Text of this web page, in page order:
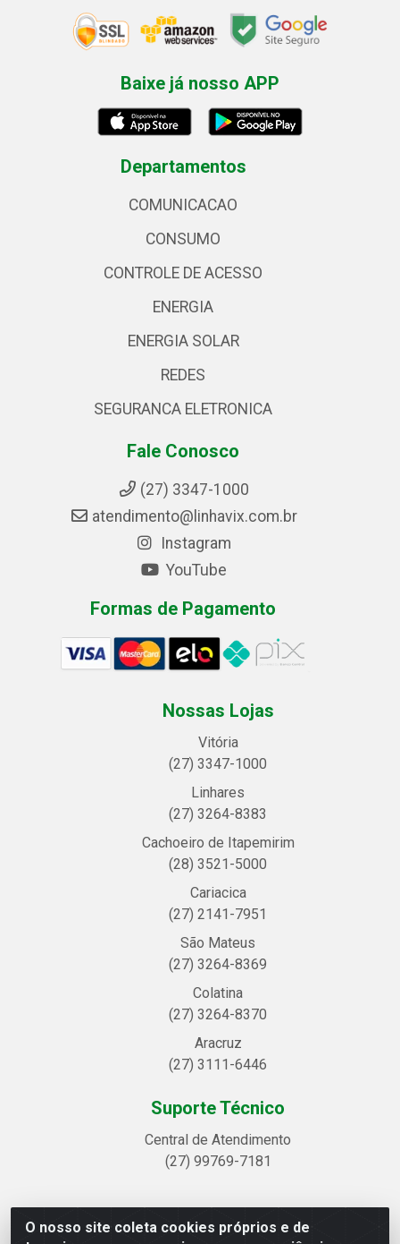
O nosso site coleta cookies próprios e de
Baixe já nosso APP
Departamentos
COMUNICACAO
CONSUMO
CONTROLE DE ACESSO
ENERGIA
ENERGIA SOLAR
REDES
SEGURANCA ELETRONICA
Fale Conosco
(27) 3347-1000
atendimento@linhavix.com.br
Instagram
YouTube
Formas de Pagamento
Nossas Lojas
Vitória
(27) 3347-1000
Linhares
(27) 3264-8383
Cachoeiro de Itapemirim
(28) 3521-5000
Cariacica
(27) 2141-7951
São Mateus
(27) 3264-8369
Colatina
(27) 3264-8370
Aracruz
(27) 3111-6446
Suporte Técnico
Central de Atendimento
(27) 99769-7181
Linhavix Distribuidora LTDA - Avenida Alegre, 2521 -